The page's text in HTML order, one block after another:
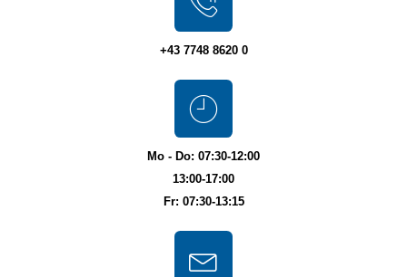
+43 7748 8620 0
Mo - Do: 07:30-12:00
13:00-17:00
Fr: 07:30-13:15